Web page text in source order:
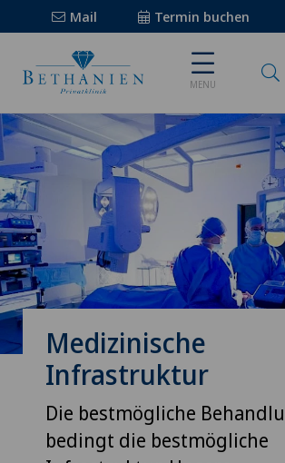
Mail Termin buchen
MENU
Medizinische
Infrastruktur
Die bestmögliche
bedingt die bestmögliche